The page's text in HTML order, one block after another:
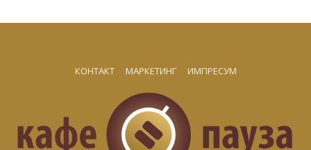
КОНТАКТ МАРКЕТИНГ ИМПРЕСУМ